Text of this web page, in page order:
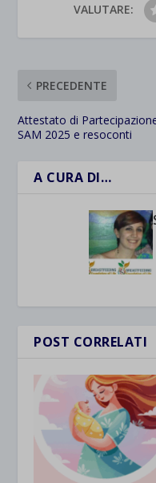
VALUTARE:
PRECEDENTE
Attestato di
SAM 2025 e resoconti
A CURA DI…
POST CORRELATI